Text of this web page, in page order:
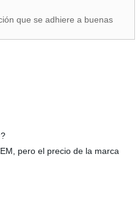
que se adhiere a buenas
pero el precio de la marca